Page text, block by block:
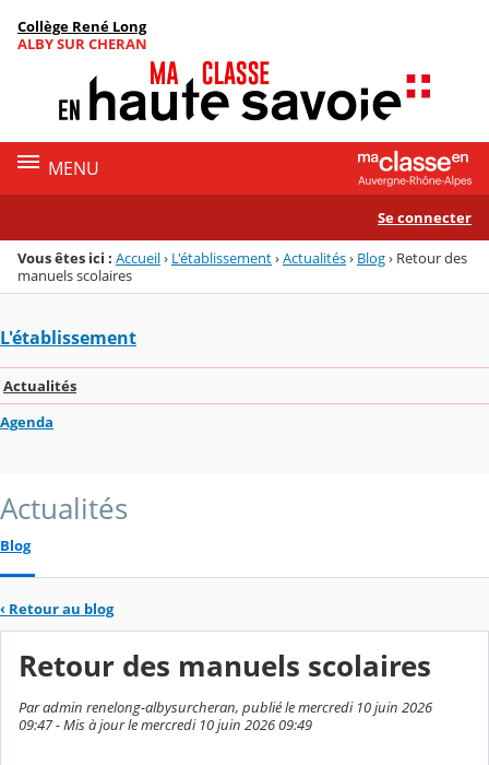
Menu de la rubrique
Contenu
Collège René Long
ALBY SUR CHERAN
MENU
Se connecter
Vous êtes ici : Accueil› L'établissement›Actualités› Blog› Retour des
manuels scolaires
L'établissement
Actualités
Agenda
Actualités
Blog
‹ Retour au blog
Retour des manuels scolaires
Par admin renelong-albysurcheran, publié le mercredi 10 juin 2026
09:47 - Mis à jour le mercredi 10 juin 2026 09:49